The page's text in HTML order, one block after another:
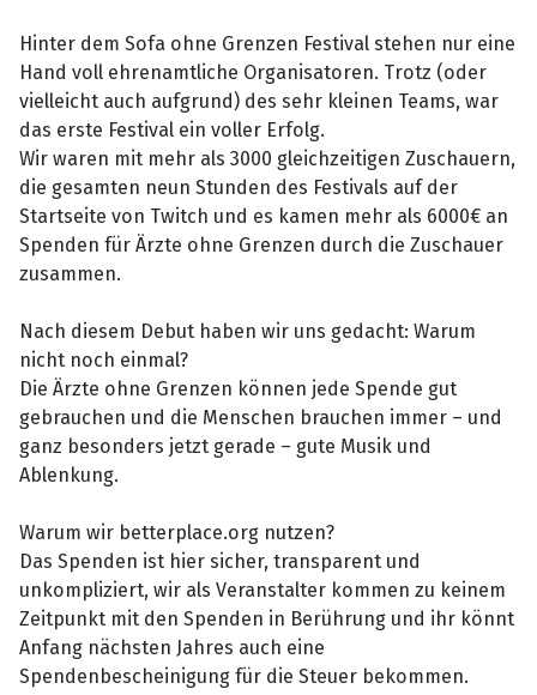
Hinter dem Sofa ohne Grenzen Festival stehen nur eine
Hand voll ehrenamtliche Organisatoren. Trotz (oder
vielleicht auch aufgrund) des sehr kleinen Teams, war
das erste Festival ein voller Erfolg.
Wir waren mit mehr als 3000 gleichzeitigen Zuschauern,
die gesamten neun Stunden des Festivals auf der
Startseite von Twitch und es kamen mehr als 6000€ an
Spenden für Ärzte ohne Grenzen durch die Zuschauer
zusammen.
Nach diesem Debut haben wir uns gedacht: Warum
nicht noch einmal?
Die Ärzte ohne Grenzen können jede Spende gut
gebrauchen und die Menschen brauchen immer – und
ganz besonders jetzt gerade – gute Musik und
Ablenkung.
Warum wir betterplace.org nutzen?
Das Spenden ist hier sicher, transparent und
unkompliziert, wir als Veranstalter kommen zu keinem
Zeitpunkt mit den Spenden in Berührung und ihr könnt
Anfang nächsten Jahres auch eine
Spendenbescheinigung für die Steuer bekommen.